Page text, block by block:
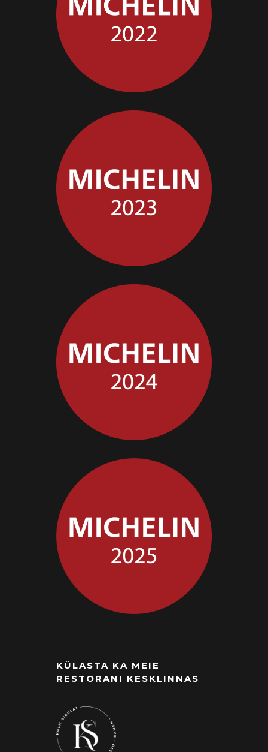
KÜLASTA KA MEIE
RESTORANI KESKLINNAS